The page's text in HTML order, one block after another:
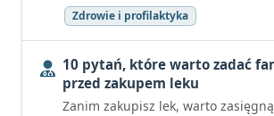
Zdrowie i profilaktyka
10 pytań, które warto zadać
przed zakupem leku
Zanim zakupisz lek, warto